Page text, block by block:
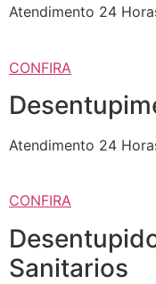
Atendimento 24
CONFIRA
Atendimento 24
CONFIRA
Sanitarios